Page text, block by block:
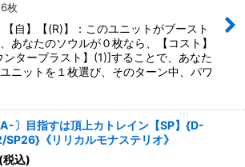
枚
【自】【(R)】：このユニットがブースト
あなたのソウルが０枚なら、【コスト】
ンターブラスト】(1)]することで、あなた
ニットを１枚選び、そのターン中、パワ
A-〕目指すは頂上カトレイン【SP】{D-
《リリカルモナステリオ》
(税込)